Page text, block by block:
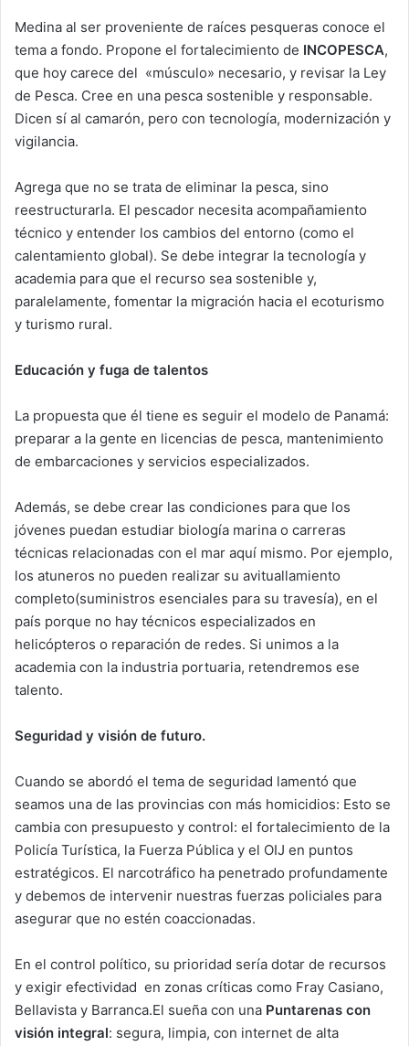
Medina al ser proveniente de raíces pesqueras conoce el
tema a fondo. Propone el fortalecimiento de INCOPESCA,
que hoy carece del «músculo» necesario, y revisar la Ley
de Pesca. Cree en una pesca sostenible y responsable.
Dicen sí al camarón, pero con tecnología, modernización y
vigilancia.
Agrega que no se trata de eliminar la pesca, sino
reestructurarla. El pescador necesita acompañamiento
técnico y entender los cambios del entorno (como el
calentamiento global). Se debe integrar la tecnología y
academia para que el recurso sea sostenible y,
paralelamente, fomentar la migración hacia el ecoturismo
y turismo rural.
Educación y fuga de talentos
La propuesta que él tiene es seguir el modelo de Panamá:
preparar a la gente en licencias de pesca, mantenimiento
de embarcaciones y servicios especializados.
Además, se debe crear las condiciones para que los
jóvenes puedan estudiar biología marina o carreras
técnicas relacionadas con el mar aquí mismo. Por ejemplo,
los atuneros no pueden realizar su avituallamiento
completo(suministros esenciales para su travesía), en el
país porque no hay técnicos especializados en
helicópteros o reparación de redes. Si unimos a la
academia con la industria portuaria, retendremos ese
talento.
Seguridad y visión de futuro.
Cuando se abordó el tema de seguridad lamentó que
seamos una de las provincias con más homicidios: Esto se
cambia con presupuesto y control: el fortalecimiento de la
Policía Turística, la Fuerza Pública y el OIJ en puntos
estratégicos. El narcotráfico ha penetrado profundamente
y debemos de intervenir nuestras fuerzas policiales para
asegurar que no estén coaccionadas.
En el control político, su prioridad sería dotar de recursos
y exigir efectividad en zonas críticas como Fray Casiano,
Bellavista y Barranca.El sueña con una Puntarenas con
visión integral: segura, limpia, con internet de alta